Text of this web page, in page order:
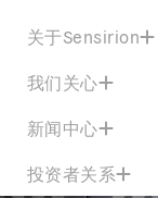
关于Sensirion
我们关心
新闻中心
投资者关系